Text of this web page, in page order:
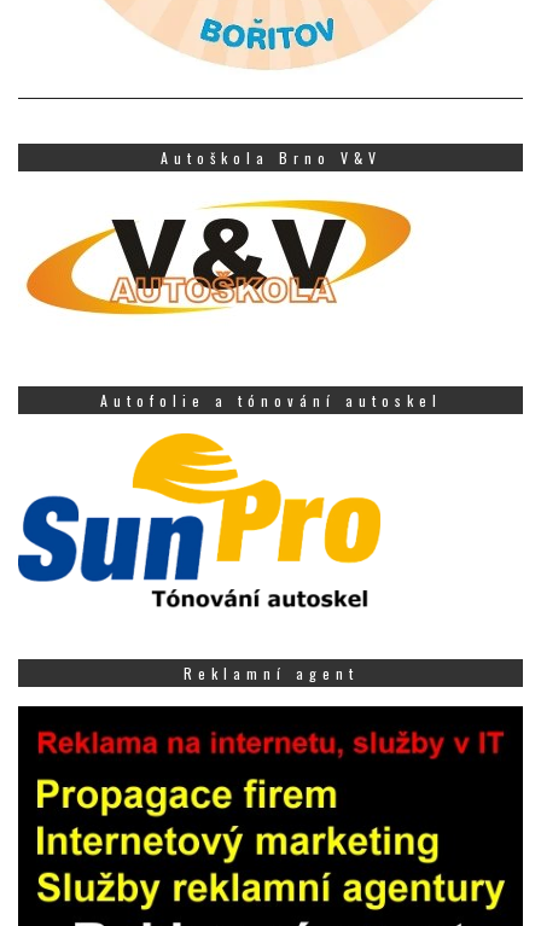
Autoškola Brno V&V
Autofolie a tónování autoskel
Reklamní agent